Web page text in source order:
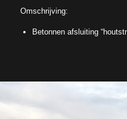
Omschrijving:
Betonnen afsluiting